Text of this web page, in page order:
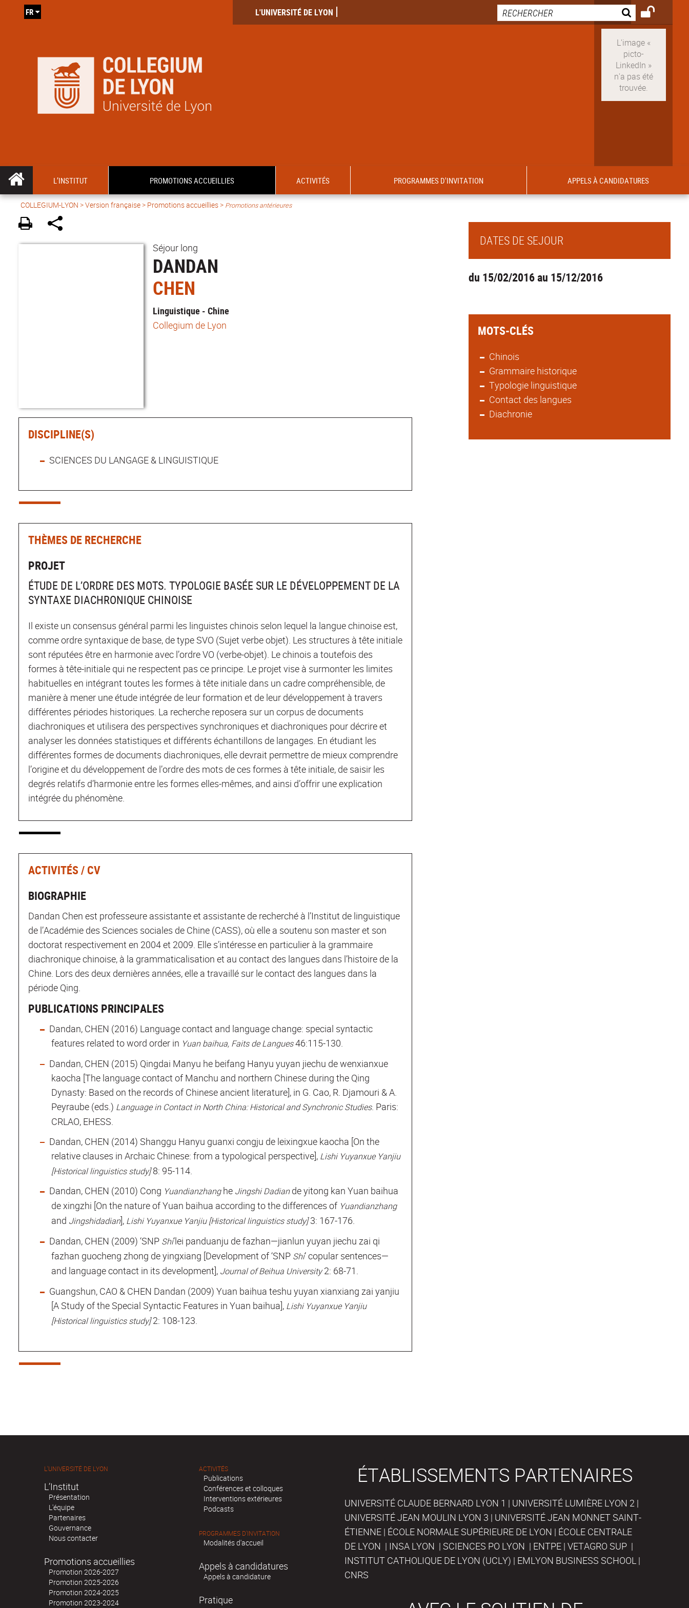
L'UNIVERSITÉ DE LYON
FR
L’INSTITUT PROMOTIONS ACCUEILLIES ACTIVITÉS PROGRAMMES D'INVITATION APPELS À CANDIDATURES
COLLEGIUM-LYON >Version française> Promotions accueillies > Promotions antérieures
Séjour long
DANDAN
CHEN
Linguistique - Chine
Collegium de Lyon
DISCIPLINE(S)
SCIENCES DU LANGAGE & LINGUISTIQUE
THÈMES DE RECHERCHE
PROJET
ÉTUDE DE L’ORDRE DES MOTS. TYPOLOGIE BASÉE SUR LE DÉVELOPPEMENT DE LA
SYNTAXE DIACHRONIQUE CHINOISE
Il existe un consensus général parmi les linguistes chinois selon lequel la langue chinoise est,
comme ordre syntaxique de base, de type SVO (Sujet verbe objet). Les structures à tête initiale
sont réputées être en harmonie avec l’ordre VO (verbe-objet). Le chinois a toutefois des
formes à tête-initiale qui ne respectent pas ce principe. Le projet vise à surmonter les limites
habituelles en intégrant toutes les formes à tête initiale dans un cadre compréhensible, de
manière à mener une étude intégrée de leur formation et de leur développement à travers
différentes périodes historiques. La recherche reposera sur un corpus de documents
diachroniques et utilisera des perspectives synchroniques et diachroniques pour décrire et
analyser les données statistiques et différents échantillons de langages. En étudiant les
différentes formes de documents diachroniques, elle devrait permettre de mieux comprendre
l’origine et du développement de l’ordre des mots de ces formes à tête initiale, de saisir les
degrés relatifs d’harmonie entre les formes elles-mêmes, and ainsi d’offrir une explication
intégrée du phénomène.
ACTIVITÉS / CV
BIOGRAPHIE
Dandan Chen est professeure assistante et assistante de recherché à l’Institut de linguistique
de l’Académie des Sciences sociales de Chine (CASS), où elle a soutenu son master et son
doctorat respectivement en 2004 et 2009. Elle s’intéresse en particulier à la grammaire
diachronique chinoise, à la grammaticalisation et au contact des langues dans l’histoire de la
Chine. Lors des deux dernières années, elle a travaillé sur le contact des langues dans la
période Qing.
PUBLICATIONS PRINCIPALES
Dandan, CHEN (2016) Language contact and language change: special syntactic
features related to word order in Yuan baihua, Faits de Langues46:115-130.
Dandan, CHEN (2015) Qingdai Manyu he beifang Hanyu yuyan jiechu de wenxianxue
kaocha [The language contact of Manchu and northern Chinese during the Qing
Dynasty: Based on the records of Chinese ancient literature], in G. Cao, R. Djamouri & A.
Peyraube (eds.) Language in Contact in North China: Historical and Synchronic Studies. Paris:
CRLAO, EHESS.
Dandan, CHEN (2014) Shanggu Hanyu guanxi congju de leixingxue kaocha [On the
relative clauses in Archaic Chinese: from a typological perspective], Lishi Yuyanxue Yanjiu
[Historical linguistics study]8: 95-114.
Dandan, CHEN (2010) Cong Yuandianzhanghe Jingshi Dadiande yitong kan Yuan baihua
de xingzhi [On the nature of Yuan baihua according to the differences of Yuandianzhang
and Jingshidadian], Lishi Yuyanxue Yanjiu [Historical linguistics study]3: 167-176.
Dandan, CHEN (2009) ‘SNP Shi’lei panduanju de fazhan—jianlun yuyan jiechu zai qi
fazhan guocheng zhong de yingxiang [Development of ‘SNP Shi’ copular sentences—
and language contact in its development], Journal of Beihua University2: 68-71.
Guangshun, CAO & CHEN Dandan (2009) Yuan baihua teshu yuyan xianxiang zai yanjiu
[A Study of the Special Syntactic Features in Yuan baihua], Lishi Yuyanxue Yanjiu
[Historical linguistics study]2: 108-123.
DATES DE SEJOUR
du 15/02/2016 au 15/12/2016
MOTS-CLÉS
Chinois
Grammaire historique
Typologie linguistique
Contact des langues
Diachronie
L'UNIVERSITÉ DE LYON
L’Institut
Présentation
L'équipe
Partenaires
Gouvernance
Nous contacter
Promotions accueillies
Promotion 2026-2027
Promotion 2025-2026
Promotion 2024-2025
Promotion 2023-2024
ACTIVITÉS
Publications
Conférences et colloques
Interventions extérieures
Podcasts
PROGRAMMES D'INVITATION
Modalités d'accueil
Appels à candidatures
Appels à candidature
Pratique
ÉTABLISSEMENTS PARTENAIRES
UNIVERSITÉ CLAUDE BERNARD LYON 1 | UNIVERSITÉ LUMIÈRE LYON 2 |
UNIVERSITÉ JEAN MOULIN LYON 3 | UNIVERSITÉ JEAN MONNET SAINT-
ÉTIENNE | ÉCOLE NORMALE SUPÉRIEURE DE LYON | ÉCOLE CENTRALE
DE LYON | INSA LYON | SCIENCES PO LYON | ENTPE | VETAGRO SUP |
INSTITUT CATHOLIQUE DE LYON (UCLY) | EMLYON BUSINESS SCHOOL |
CNRS